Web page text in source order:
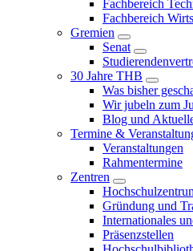
Fachbereich
Fachbereich
Gremien
Senat
30 Jahre THB
Was bisher
Wir jubeln zum
Blog und
Termine &
Veranstaltungen
Rahmentermine
Zentren
Gründung und
Internationales
Präsenzstellen